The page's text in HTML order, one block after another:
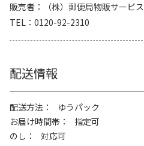
販売者
（株）郵便局物販サービス
TEL
0120-92-2310
配送情報
配送方法
ゆうパック
お届け時間帯
指定可
のし
対応可